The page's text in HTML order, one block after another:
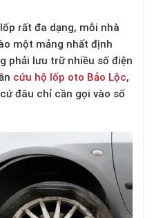
rất đa dạng, mỗi nhà
một mảng nhất định
phải lưu trữ nhiều số điện
cứu hộ lốp oto Bảo Lộc,
đâu chỉ cần gọi vào số